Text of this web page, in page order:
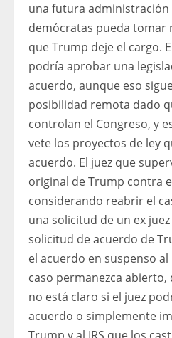
una futura
demócratas pueda tomar
que Trump deje el cargo.
podría aprobar una
acuerdo, aunque eso
posibilidad remota dado
controlan el Congreso, y
vete los proyectos de ley
acuerdo. El juez que
original de Trump contra
considerando reabrir el
una solicitud de un ex
solicitud de acuerdo de
el acuerdo en suspenso
caso permanezca abierto,
no está claro si el juez
acuerdo o simplemente